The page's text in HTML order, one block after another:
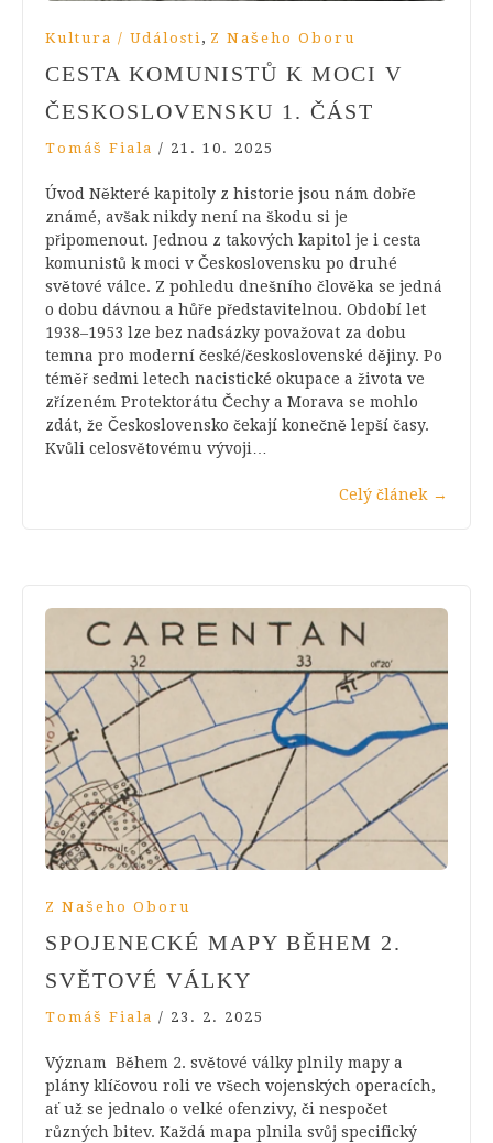
Kultura / Události , Z Našeho Oboru
CESTA KOMUNISTŮ K MOCI V
ČESKOSLOVENSKU 1. ČÁST
Tomáš Fiala / 21. 10. 2025
Úvod Některé kapitoly z historie jsou nám dobře
známé, avšak nikdy není na škodu si je
připomenout. Jednou z takových kapitol je i cesta
komunistů k moci v Československu po druhé
světové válce. Z pohledu dnešního člověka se jedná
o dobu dávnou a hůře představitelnou. Období let
1938–1953 lze bez nadsázky považovat za dobu
temna pro moderní české/československé dějiny. Po
téměř sedmi letech nacistické okupace a života ve
zřízeném Protektorátu Čechy a Morava se mohlo
zdát, že Československo čekají konečně lepší časy.
Kvůli celosvětovému vývoji…
Celý článek →
Z Našeho Oboru
SPOJENECKÉ MAPY BĚHEM 2.
SVĚTOVÉ VÁLKY
Tomáš Fiala / 23. 2. 2025
Význam Během 2. světové války plnily mapy a
plány klíčovou roli ve všech vojenských operacích,
ať už se jednalo o velké ofenzivy, či nespočet
různých bitev. Každá mapa plnila svůj specifický